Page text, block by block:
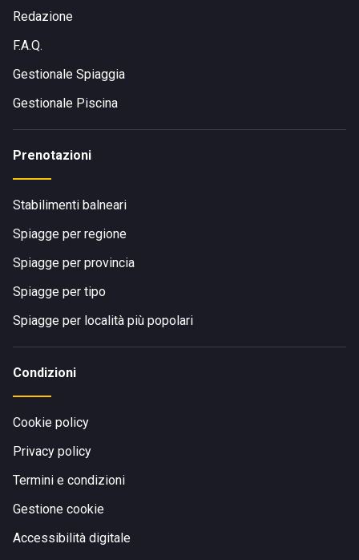
Redazione
F.A.Q.
Gestionale Spiaggia
Gestionale Piscina
Prenotazioni
Stabilimenti balneari
Spiagge per regione
Spiagge per provincia
Spiagge per tipo
Spiagge per località più popolari
Condizioni
Cookie policy
Privacy policy
Termini e condizioni
Gestione cookie
Accessibilità digitale